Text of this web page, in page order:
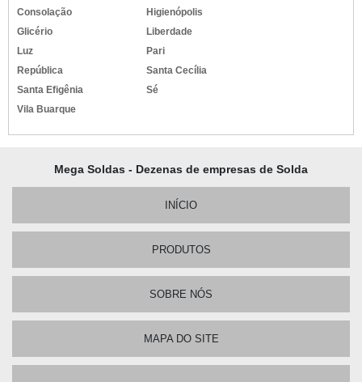
Consolação
Higienópolis
Glicério
Liberdade
Luz
Pari
República
Santa Cecília
Santa Efigênia
Sé
Vila Buarque
Mega Soldas - Dezenas de empresas de Solda
INÍCIO
PRODUTOS
SOBRE NÓS
MAPA DO SITE